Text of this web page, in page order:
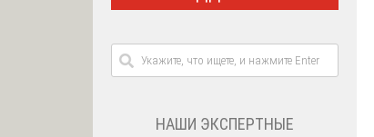
НАШИ ЭКСПЕРТНЫЕ